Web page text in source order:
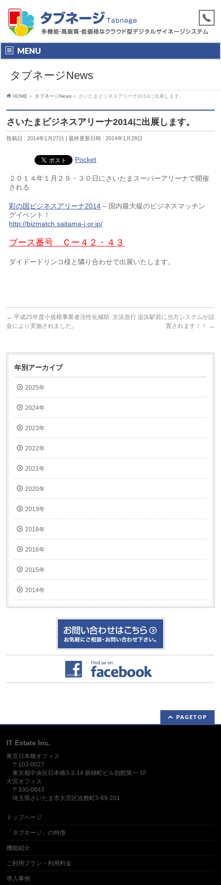
MENU
タブネージNews
HOME » タブネージNews » さいたまビジネスアリーナ2014に出展します。
さいたまビジネスアリーナ2014に出展します。
投稿日 : 2014年1月27日 最終更新日時 : 2014年1月28日
Pocket
２０１４年１月２９・３０日にさいたまスーパーアリーナで開催
される
彩の国ビジネスアリーナ2014 – 国内最大級のビジネスマッチン
グイベント！
http://bizmatch.saitama-j.or.jp/
ブース番号 Ｃー４２・４３
ダイドードリンコ様と隣り合わせで出展いたします。
← 平成25年度小規模事業者活性化補助
金により実施されました。
京浜急行 追浜駅前に当方システムが設
置されます！！
→
年別アーカイブ
2025年
2024年
2023年
2022年
2021年
2020年
2019年
2018年
2016年
2015年
2014年
PAGETOP
IT Estate Inc.
東京日本橋オフィス
〒103-0027
東京都中央区日本橋3-2-14 新槇町ビル別館第一 1F
大宮オフィス
〒330-0843
埼玉県さいたま市大宮区吉敷町3-69-201
トップページ
「タブネージ」の特徴
機能紹介
ご利用プラン・利用料金
導入事例